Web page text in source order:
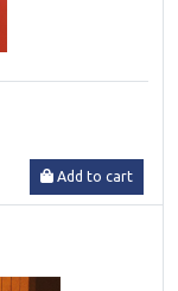
Add to cart